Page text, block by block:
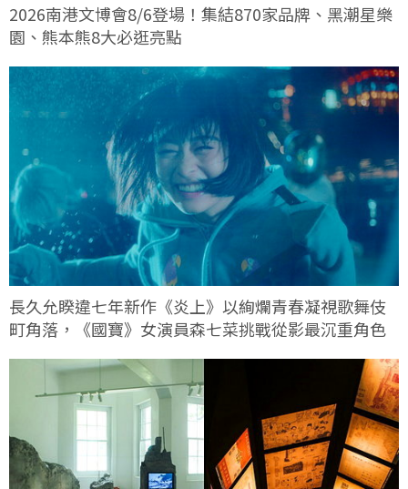
2026南港文博會8/6登場！集結870家品牌、黑潮星樂
園、熊本熊8大必逛亮點
長久允睽違七年新作《炎上》以絢爛青春凝視歌舞伎
町角落，《國寶》女演員森七菜挑戰從影最沉重角色